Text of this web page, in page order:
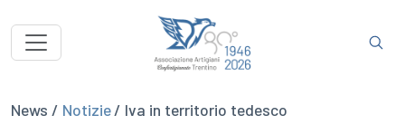
News / Notizie/ Iva in territorio tedesco